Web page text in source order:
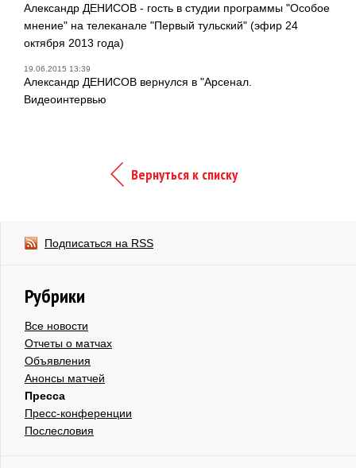
Александр ДЕНИСОВ - гость в студии программы "Особое
мнение" на телеканале "Первый тульский" (эфир 24
октября 2013 года)
19.06.2015 13:39
Александр ДЕНИСОВ вернулся в "Арсенал.
Видеоинтервью
Вернуться к списку
Подписаться на RSS
Рубрики
Все новости
Отчеты о матчах
Объявления
Анонсы матчей
Пресса
Пресс-конференции
Послесловия